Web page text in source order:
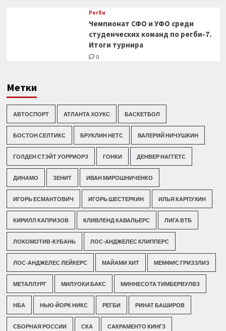
Регби
Чемпионат СФО и УФО среди
студенческих команд по регби-7.
Итоги турнира
0
Метки
АВТОСПОРТ АТЛАНТА ХОУКС БАСКЕТБОЛ
БОСТОН СЕЛТИКС БРУКЛИН НЕТС ВАЛЕРИЙ НИЧУШКИН
ГОЛДЕН СТЭЙТ УОРРИОРЗ ГОНКИ ДЕНВЕР НАГГЕТС
ДИНАМО ЗЕНИТ ИВАН МИРОШНИЧЕНКО
ИГОРЬ ЕСМАНТОВИЧ ИГОРЬ ШЕСТЕРКИН ИЛЬЯ КАРПУХИН
КИРИЛЛ КАПРИЗОВ КЛИВЛЕНД КАВАЛЬЕРС ЛИГА ВТБ
ЛОКОМОТИВ-КУБАНЬ ЛОС-АНДЖЕЛЕС КЛИППЕРС
ЛОС-АНДЖЕЛЕС ЛЕЙКЕРС МАЙАМИ ХИТ МЕМФИС ГРИЗЗЛИЗ
МЕТАЛЛУРГ МИЛУОКИ БАКС МИННЕСОТА ТИМБЕРВУЛВЗ
НБА НЬЮ-ЙОРК НИКС РЕГБИ РИНАТ БАШИРОВ
СБОРНАЯ РОССИИ СКА САКРАМЕНТО КИНГЗ